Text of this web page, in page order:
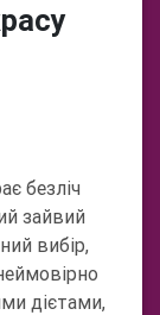
безліч
зайвий
вибір,
дієтами,